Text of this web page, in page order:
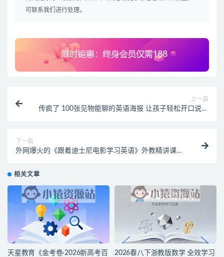
可联系我们进行处理。
上一篇
传疯了 100张见物能聊的英语海报 让孩子轻松开口说英
下一篇
外网爆火的《跟着迪士尼电影学习英语》外教精讲课每
相关文章
天星教育《金考卷·2026新高考百
2026春八下浙教版数学 全效学习